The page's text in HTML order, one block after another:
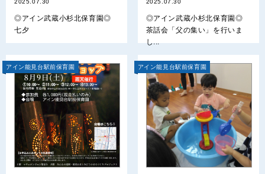
2025.07.30
◎アイン武蔵小杉北保育園◎
七夕
2025.07.30
◎アイン武蔵小杉北保育園◎
茶話会「父の集い」を行いま
し...
アイン能見台駅前保育園 アイン能見台駅前保育園